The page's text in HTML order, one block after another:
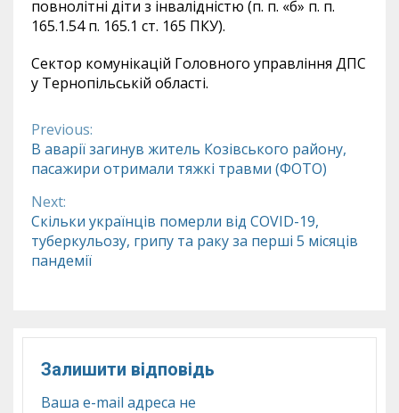
повнолітні діти з інвалідністю (п. п. «б» п. п.
165.1.54 п. 165.1 ст. 165 ПКУ).
Сектор комунікацій Головного управління ДПС
у Тернопільській області.
Continue
Reading
Previous:
В аварії загинув житель Козівського району,
пасажири отримали тяжкі травми (ФОТО)
Next:
Скільки українців померли від COVID-19,
туберкульозу, грипу та раку за перші 5 місяців
пандемії
Залишити відповідь
Ваша e-mail адреса не